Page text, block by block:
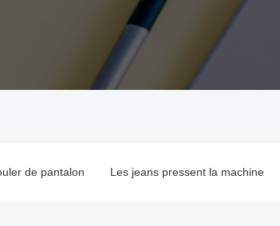
de pantalon Les jeans pressent la machine